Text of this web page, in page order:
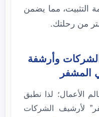
التثبيت، مما يضمن
من رحلتك.
وأرشفة
المشفر
الأعمال؛ لذا نطبق
لأرشيف الشركات